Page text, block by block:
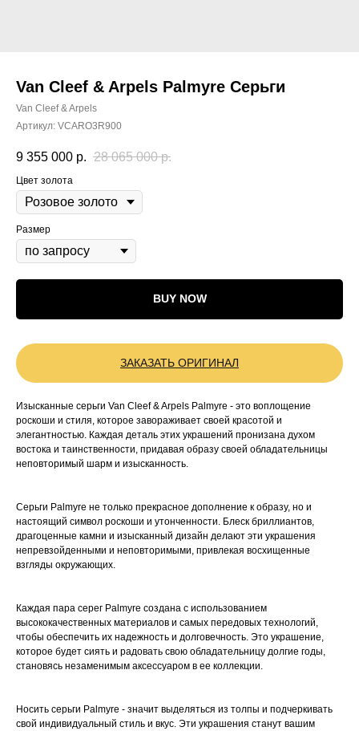
Van Cleef & Arpels Palmyre Серьги
Van Cleef & Arpels
Артикул: VCARO3R900
9 355 000 р. 28 065 000 р.
Цвет золота
Размер
BUY NOW
ЗАКАЗАТЬ ОРИГИНАЛ
Изысканные серьги Van Cleef & Arpels Palmyre - это воплощение
роскоши и стиля, которое завораживает своей красотой и
элегантностью. Каждая деталь этих украшений пронизана духом
востока и таинственности, придавая образу своей обладательницы
неповторимый шарм и изысканность.
Серьги Palmyre не только прекрасное дополнение к образу, но и
настоящий символ роскоши и утонченности. Блеск бриллиантов,
драгоценные камни и изысканный дизайн делают эти украшения
непревзойденными и неповторимыми, привлекая восхищенные
взгляды окружающих.
Каждая пара серег Palmyre создана с использованием
высококачественных материалов и самых передовых технологий,
чтобы обеспечить их надежность и долговечность. Это украшение,
которое будет сиять и радовать свою обладательницу долгие годы,
становясь незаменимым аксессуаром в ее коллекции.
Носить серьги Palmyre - значит выделяться из толпы и подчеркивать
свой индивидуальный стиль и вкус. Эти украшения станут вашим